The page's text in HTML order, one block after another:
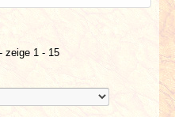
zeige 1 - 15